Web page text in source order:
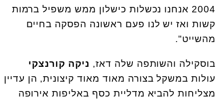
2004 אנחנו נכשלות כישלון ממש משפיל ברמות
קשות ואז יש לנו פעם ראשונה הפסקה בחיים
מהשייט".
בוסקילה והשותפה שלה דאז, ניקה קורנצקי
עולות במשקל בצורה מאוד מאוד קיצונית, הן עדיין
מצליחות להביא מדליית כסף באליפות אירופה